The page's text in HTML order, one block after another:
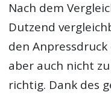
Nach dem
Dutzend
den Anpressdruck
aber auch nicht
richtig. Dank des